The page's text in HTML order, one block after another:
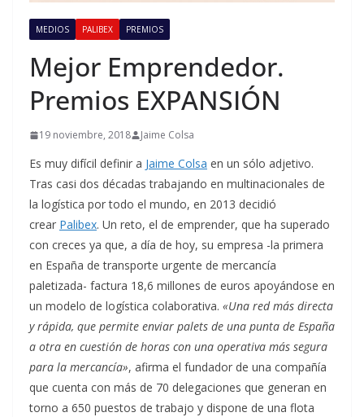
MEDIOS PALIBEX PREMIOS
Mejor Emprendedor.
Premios EXPANSIÓN
19 noviembre, 2018 Jaime Colsa
Es muy difícil definir a Jaime Colsa en un sólo adjetivo.
Tras casi dos décadas trabajando en multinacionales de
la logística por todo el mundo, en 2013 decidió
crear Palibex. Un reto, el de emprender, que ha superado
con creces ya que, a día de hoy, su empresa -la primera
en España de transporte urgente de mercancía
paletizada- factura 18,6 millones de euros apoyándose en
un modelo de logística colaborativa. «Una red más directa
y rápida, que permite enviar palets de una punta de España
a otra en cuestión de horas con una operativa más segura
para la mercancía», afirma el fundador de una compañía
que cuenta con más de 70 delegaciones que generan en
torno a 650 puestos de trabajo y dispone de una flota